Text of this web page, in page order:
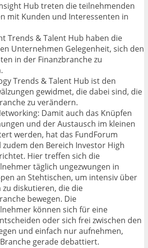
Hub treten die teilnehmenden
mit Kunden und Interessenten in
Trends & Talent Hub haben die
Unternehmen Gelegenheit, sich den
in der Finanzbranche zu
Trends & Talent Hub ist den
gewidmet, die dabei sind, die
zu verändern.
Damit auch das Knüpfen
und der Austausch im kleinen
werden, hat das FundForum
den Bereich Investor High
Hier treffen sich die
täglich ungezwungen in
an Stehtischen, um intensiv über
zu diskutieren, die die
bewegen. Die
können sich für eine
oder sich frei zwischen den
und einfach nur aufnehmen,
gerade debattiert.